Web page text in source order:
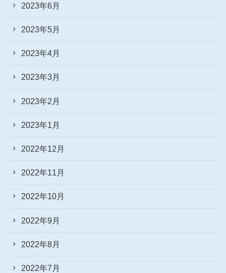
2023年6月
2023年5月
2023年4月
2023年3月
2023年2月
2023年1月
2022年12月
2022年11月
2022年10月
2022年9月
2022年8月
2022年7月